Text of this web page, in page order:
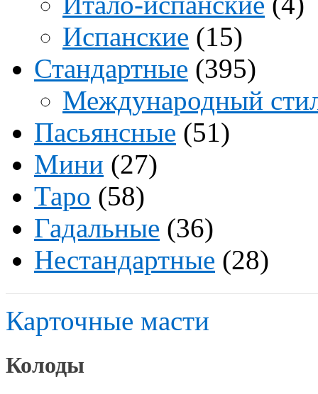
Испанские (15)
Стандартные (395)
Международный
Пасьянсные (51)
Мини (27)
Таро (58)
Гадальные (36)
Нестандартные (28)
Карточные масти
Колоды